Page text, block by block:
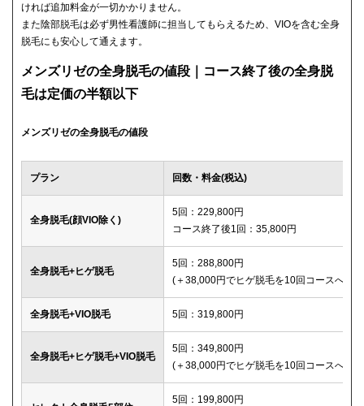
ければ追加料金が一切かかりません。
また陰部脱毛は必ず男性看護師に担当してもらえるため、VIOを含む全身
脱毛にも安心して通えます。
メンズリゼの全身脱毛の値段｜コース終了後の全身脱
毛は定価の半額以下
メンズリゼの全身脱毛の値段
プラン 回数・料金(税込)
全身脱毛(顔VIO除く)
5回：229,800円
コース終了後1回：35,800円
全身脱毛+ヒゲ脱毛
5回：288,800円
(＋38,000円でヒゲ脱毛を10回コースへ変
全身脱毛+VIO脱毛 5回：319,800円
全身脱毛+ヒゲ脱毛+VIO脱毛
5回：349,800円
(＋38,000円でヒゲ脱毛を10回コースへ変
5回：199,800円